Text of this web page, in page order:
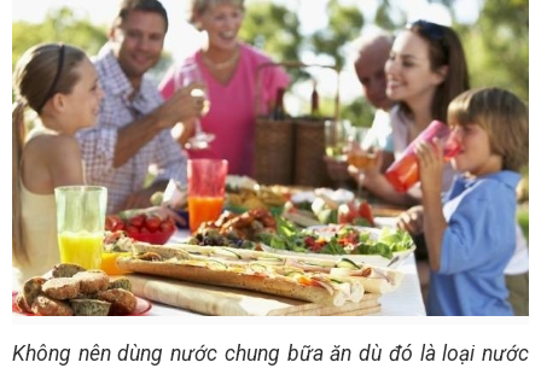
Không nên dùng nước chung bữa ăn dù đó là loại nước